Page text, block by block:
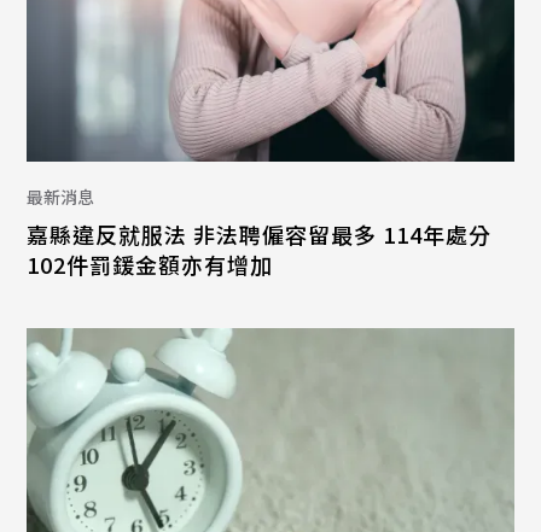
最新消息
嘉縣違反就服法 非法聘僱容留最多 114年處分
102件罰鍰金額亦有增加